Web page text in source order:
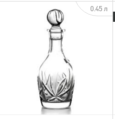
0.45 л
быстрый просмотр